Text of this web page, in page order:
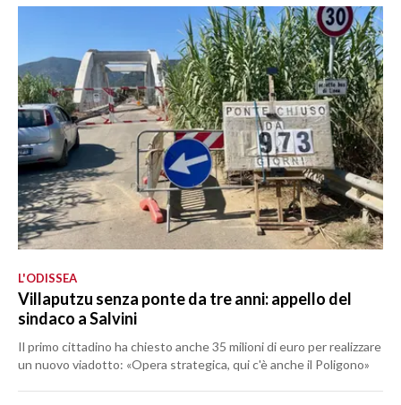
L'ODISSEA
Villaputzu senza ponte da tre anni: appello del
sindaco a Salvini
Il primo cittadino ha chiesto anche 35 milioni di euro per realizzare
un nuovo viadotto: «Opera strategica, qui c'è anche il Poligono»